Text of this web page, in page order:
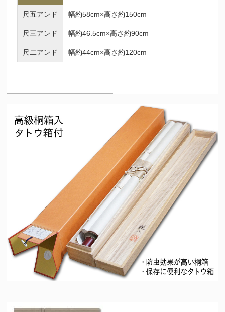
尺五アンド 幅約58cm×高さ約150cm
尺三アンド 幅約46.5cm×高さ約90cm
尺二アンド 幅約44cm×高さ約120cm